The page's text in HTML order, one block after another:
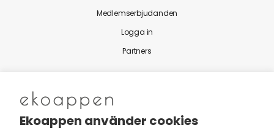
Medlemserbjudanden
Logga in
Partners
Nytt från Ekoappen
Ekoappen använder cookies